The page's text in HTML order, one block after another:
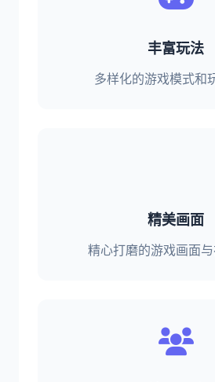
丰富玩法
多样化的游戏模式和
精美画面
精心打磨的游戏画面